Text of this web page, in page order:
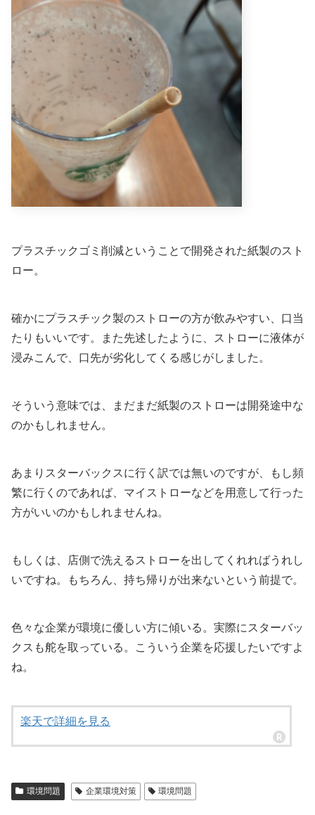
プラスチックゴミ削減ということで開発された紙製のスト
ロー。
確かにプラスチック製のストローの方が飲みやすい、口当
たりもいいです。また先述したように、ストローに液体が
浸みこんで、口先が劣化してくる感じがしました。
そういう意味では、まだまだ紙製のストローは開発途中な
のかもしれません。
あまりスターバックスに行く訳では無いのですが、もし頻
繁に行くのであれば、マイストローなどを用意して行った
方がいいのかもしれませんね。
もしくは、店側で洗えるストローを出してくれればうれし
いですね。もちろん、持ち帰りが出来ないという前提で。
色々な企業が環境に優しい方に傾いる。実際にスターバッ
クスも舵を取っている。こういう企業を応援したいですよ
ね。
楽天で詳細を見る
環境問題 企業環境対策 環境問題